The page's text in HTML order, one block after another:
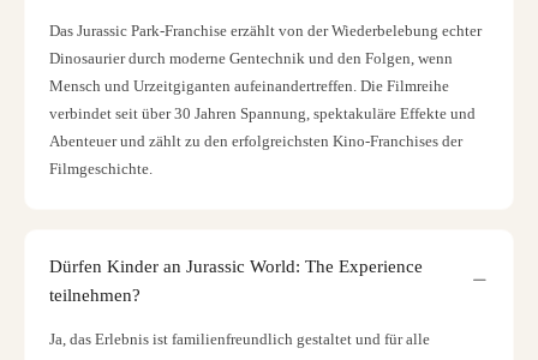
Das Jurassic Park-Franchise erzählt von der Wiederbelebung echter
Dinosaurier durch moderne Gentechnik und den Folgen, wenn
Mensch und Urzeitgiganten aufeinandertreffen. Die Filmreihe
verbindet seit über 30 Jahren Spannung, spektakuläre Effekte und
Abenteuer und zählt zu den erfolgreichsten Kino-Franchises der
Filmgeschichte.
Dürfen Kinder an Jurassic World: The Experience
teilnehmen?
Ja, das Erlebnis ist familienfreundlich gestaltet und für alle